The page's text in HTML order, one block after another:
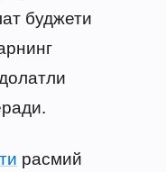
буджети
расмий